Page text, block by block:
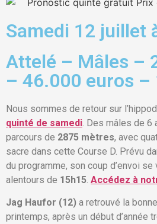
Samedi 12 juillet
Attelé – Mâles –
– 46.000 euros
Nous sommes de retour sur
quinté de samedi . Des mâles de
parcours de 2875 mètres, avec
sacre dans cette Course D. Prévu
du programme, son coup d’envoi se
alentours de 15h15 Accédez à
Jag Haufor (12) a retrouvé la
printemps, après un début d’année